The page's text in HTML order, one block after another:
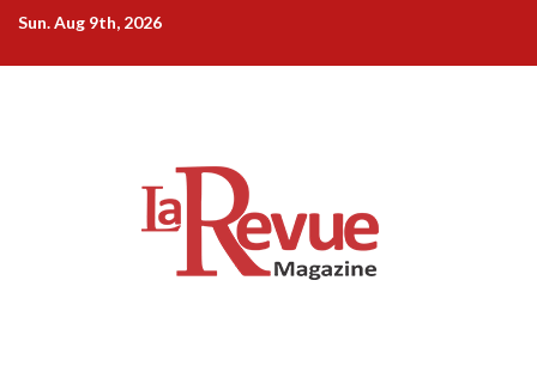
Skip
content
Sun. Aug 9th, 2026